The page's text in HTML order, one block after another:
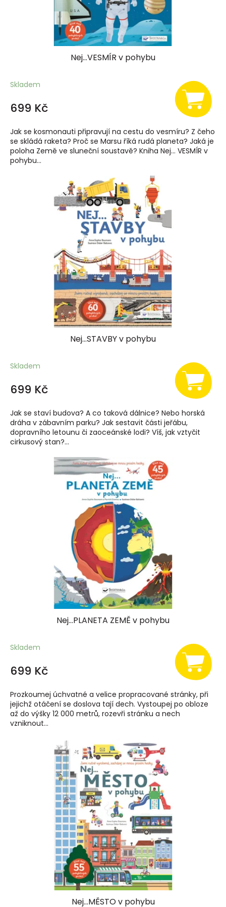
Nej...VESMÍR v pohybu
Skladem
699 Kč
Jak se kosmonauti připravují na cestu do vesmíru? Z čeho
se skládá raketa? Proč se Marsu říká rudá planeta? Jaká je
poloha Země ve sluneční soustavě? Kniha Nej… VESMÍR v
pohybu...
Nej...STAVBY v pohybu
Skladem
699 Kč
Jak se staví budova? A co taková dálnice? Nebo horská
dráha v zábavním parku? Jak sestavit části jeřábu,
dopravního letounu či zaoceánské lodi? Víš, jak vztyčit
cirkusový stan?...
Nej...PLANETA ZEMĚ v pohybu
Skladem
699 Kč
Prozkoumej úchvatné a velice propracované stránky, při
jejichž otáčení se doslova tají dech. Vystoupej po obloze
až do výšky 12 000 metrů, rozevři stránku a nech
vzniknout...
Nej...MĚSTO v pohybu